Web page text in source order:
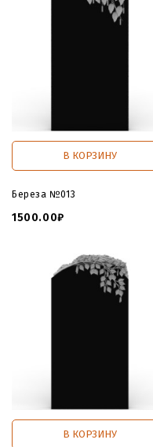
В КОРЗИНУ
Береза №013
1500.00₽
В КОРЗИНУ